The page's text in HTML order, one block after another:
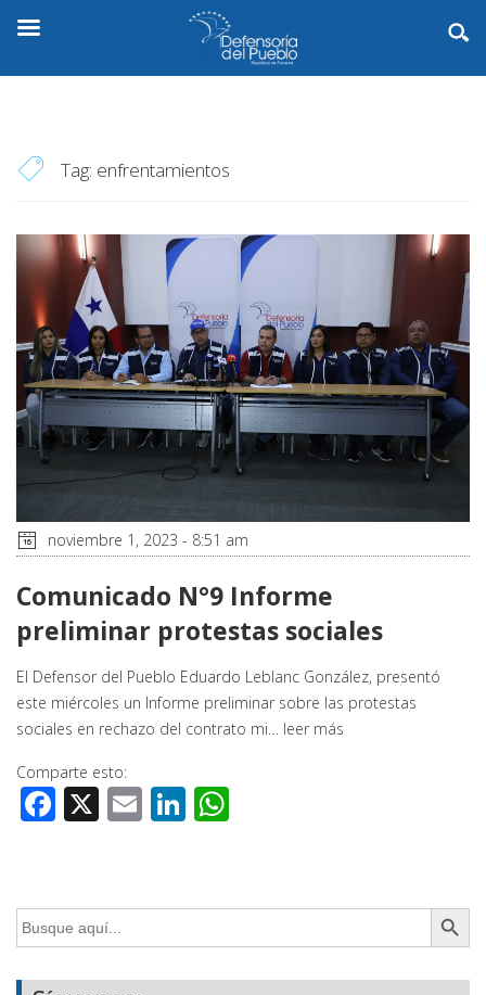
Tag: enfrentamientos
noviembre 1, 2023 - 8:51 am
Comunicado N°9 Informe
preliminar protestas sociales
El Defensor del Pueblo Eduardo Leblanc González, presentó
este miércoles un Informe preliminar sobre las protestas
sociales en rechazo del contrato mi… leer más
Comparte esto:
Facebook
X EmailLinkedIn
Buscar: Botón de